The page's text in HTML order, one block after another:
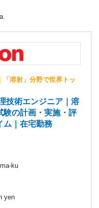
「溶射」分野で世界トッ
技術エンジニア｜溶
験の計画・実施・評
ム｜在宅勤務
ku
yen